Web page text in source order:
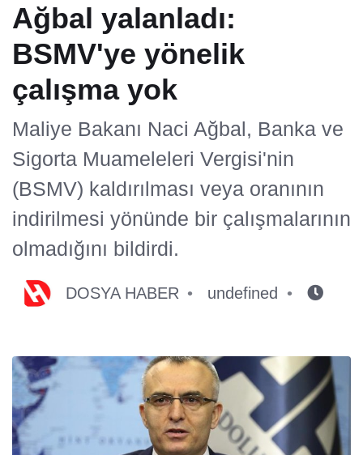
Ağbal yalanladı:
BSMV'ye yönelik
çalışma yok
Maliye Bakanı Naci Ağbal, Banka ve
Sigorta Muameleleri Vergisi'nin
(BSMV) kaldırılması veya oranının
indirilmesi yönünde bir çalışmalarının
olmadığını bildirdi.
DOSYA HABER undefined